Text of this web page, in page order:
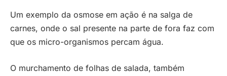
Um exemplo da osmose em ação é na salga de
carnes, onde o sal presente na parte de fora faz com
que os micro-organismos percam água.
O murchamento de folhas de salada, também